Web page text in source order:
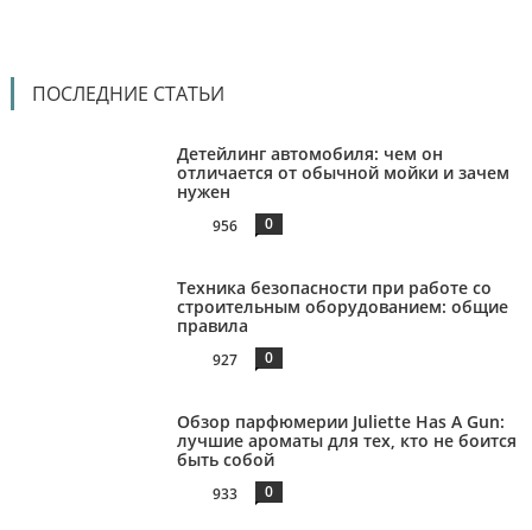
ПОСЛЕДНИЕ СТАТЬИ
Детейлинг автомобиля: чем он
отличается от обычной мойки и зачем
нужен
956 0
Техника безопасности при работе со
строительным оборудованием: общие
правила
927 0
Обзор парфюмерии Juliette Has A Gun:
лучшие ароматы для тех, кто не боится
быть собой
933 0